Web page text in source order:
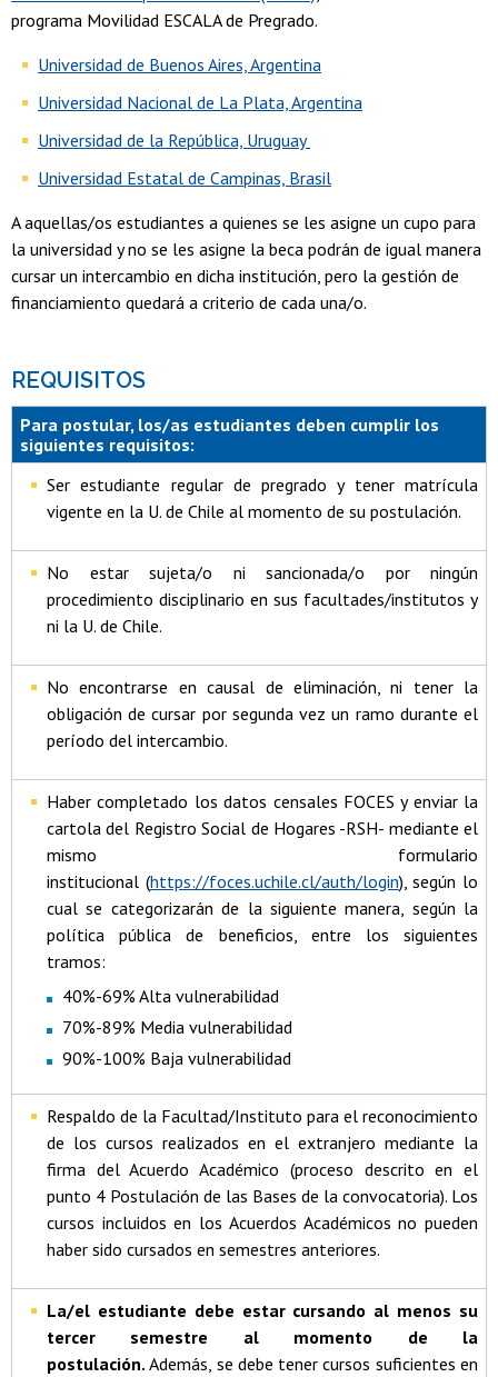
programa Movilidad ESCALA de Pregrado.
Universidad de Buenos Aires, Argentina
Universidad Nacional de La Plata, Argentina
Universidad de la República, Uruguay
Universidad Estatal de Campinas, Brasil
A aquellas/os estudiantes a quienes se les asigne un cupo para
la universidad y no se les asigne la beca podrán de igual manera
cursar un intercambio en dicha institución, pero la gestión de
financiamiento quedará a criterio de cada una/o.
REQUISITOS
Para postular, los/as estudiantes deben cumplir los
siguientes requisitos:
Ser estudiante regular de pregrado y tener matrícula
vigente en la U. de Chile al momento de su postulación.
No estar sujeta/o ni sancionada/o por ningún
procedimiento disciplinario en sus facultades/institutos y
ni la U. de Chile.
No encontrarse en causal de eliminación, ni tener la
obligación de cursar por segunda vez un ramo durante el
período del intercambio.
Haber completado los datos censales FOCES y enviar la
cartola del Registro Social de Hogares -RSH- mediante el
mismo formulario
institucional (https://foces.uchile.cl/auth/login), según lo
cual se categorizarán de la siguiente manera, según la
política pública de beneficios, entre los siguientes
tramos:
40%-69% Alta vulnerabilidad
70%-89% Media vulnerabilidad
90%-100% Baja vulnerabilidad
Respaldo de la Facultad/Instituto para el reconocimiento
de los cursos realizados en el extranjero mediante la
firma del Acuerdo Académico (proceso descrito en el
punto 4 Postulación de las Bases de la convocatoria). Los
cursos incluidos en los Acuerdos Académicos no pueden
haber sido cursados en semestres anteriores.
La/el estudiante debe estar cursando al menos su
tercer semestre al momento de la
postulación.Además, se debe tener cursos suficientes en